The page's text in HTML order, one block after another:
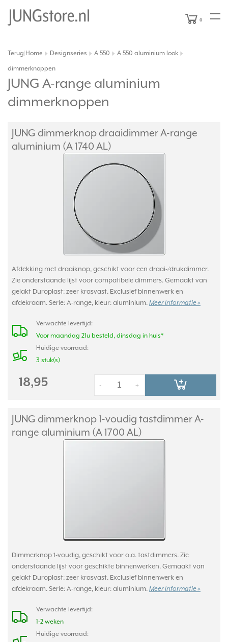
0
Terug Home Designseries A 550 A 550 aluminium look
dimmerknoppen
JUNG A-range aluminium
dimmerknoppen
JUNG dimmerknop draaidimmer A-range
aluminium (A 1740 AL)
Afdekking met draaiknop, geschikt voor een draai-/drukdimmer.
Zie onderstaande lijst voor compatibele dimmers. Gemaakt van
gelakt Duroplast: zeer krasvast. Exclusief binnenwerk en
afdekraam. Serie: A-range, kleur: aluminium. Meer informatie »
Verwachte levertijd:
Voor maandag 21u besteld, dinsdag in huis*
Huidige voorraad:
3 stuk(s)
18,95 +
-
JUNG dimmerknop 1-voudig tastdimmer A-
range aluminium (A 1700 AL)
Dimmerknop 1-voudig, geschikt voor o.a. tastdimmers. Zie
onderstaande lijst voor geschikte binnenwerken. Gemaakt van
gelakt Duroplast: zeer krasvast. Exclusief binnenwerk en
afdekraam. Serie: A-range, kleur: aluminium. Meer informatie »
Verwachte levertijd:
1-2 weken
Huidige voorraad: